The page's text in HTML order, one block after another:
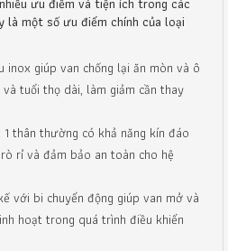
là một số ưu điểm chính của loại
inox giúp van chống lại ăn mòn và ô
tuổi thọ dài, làm giảm cần thay
thân thường có khả năng kín đáo
rỉ và đảm bảo an toàn cho hệ
với bi chuyển động giúp van mở và
hoạt trong quá trình điều khiển